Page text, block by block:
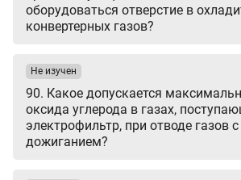
оборудоваться отверстие в
конвертерных газов?
90. Какое допускается
оксида углерода в газах,
электрофильтр, при отводе газов
дожиганием?
Не изучен